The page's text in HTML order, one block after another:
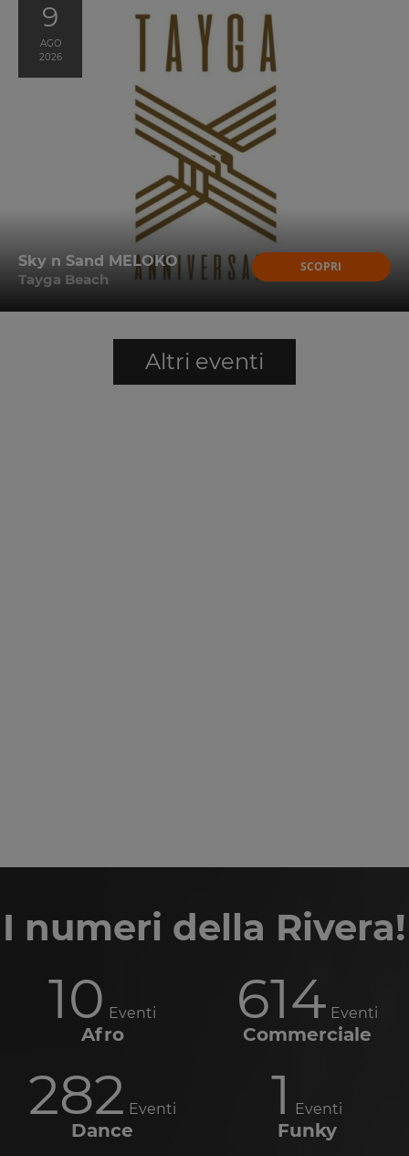
9
AGO
2026
Sky n Sand MELOKO
Tayga Beach
SCOPRI
Altri eventi
I numeri della Rivera!
10 Eventi
Afro
614 Eventi
Commerciale
282 Eventi
Dance
1 Eventi
Funky